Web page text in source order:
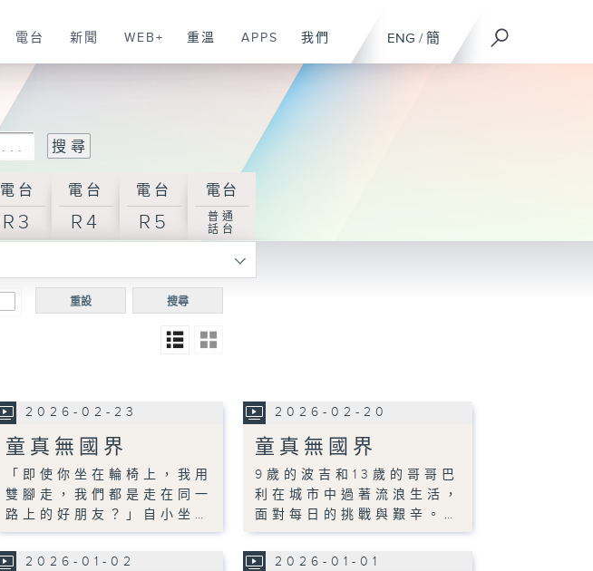
ENG / 簡
電台 新聞 WEB+ 重溫 APPS 我們
電台
R3
電台
R4
電台
R5
電台
普通
話台
搜尋
重設
2026-02-23
童真無國界
「即使你坐在輪椅上，我用
雙腳走，我們都是走在同一
路上的好朋友？」自小坐…
2026-02-20
童真無國界
9歲的波吉和13歲的哥哥巴
利在城市中過著流浪生活，
面對每日的挑戰與艱辛。…
2026-01-02 2026-01-01